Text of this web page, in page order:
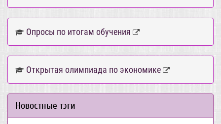
Опросы по итогам обучения
Открытая олимпиада по экономике
Новостные тэги